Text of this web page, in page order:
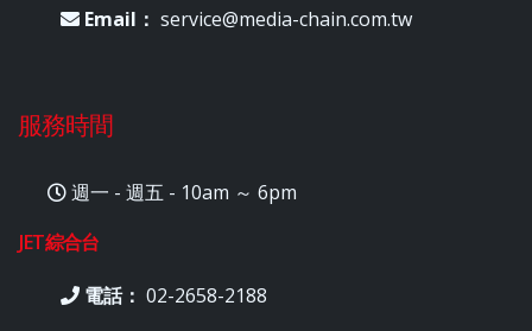
Email： service@media-chain.com.tw
服務時間
週一 - 週五 - 10am ～ 6pm
JET綜合台
電話： 02-2658-2188